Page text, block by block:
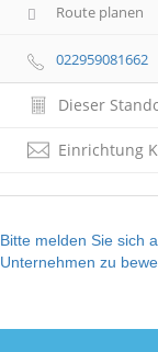
Route planen
022959081662
Dieser
Einrichtung
Bitte melden Sie sich
Unternehmen zu